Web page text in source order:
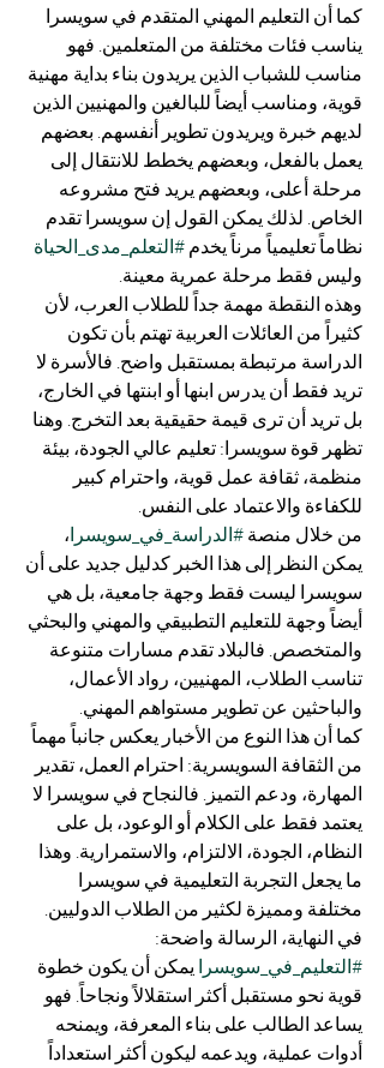
كما أن التعليم المهني المتقدم في سويسرا
يناسب فئات مختلفة من المتعلمين. فهو
مناسب للشباب الذين يريدون بناء بداية مهنية
قوية، ومناسب أيضاً للبالغين والمهنيين الذين
لديهم خبرة ويريدون تطوير أنفسهم. بعضهم
يعمل بالفعل، وبعضهم يخطط للانتقال إلى
مرحلة أعلى، وبعضهم يريد فتح مشروعه
الخاص. لذلك يمكن القول إن سويسرا تقدم
نظاماً تعليمياً مرناً يخدم #التعلم_مدى_الحياة
وليس فقط مرحلة عمرية معينة.
وهذه النقطة مهمة جداً للطلاب العرب، لأن
كثيراً من العائلات العربية تهتم بأن تكون
الدراسة مرتبطة بمستقبل واضح. فالأسرة لا
تريد فقط أن يدرس ابنها أو ابنتها في الخارج،
بل تريد أن ترى قيمة حقيقية بعد التخرج. وهنا
تظهر قوة سويسرا: تعليم عالي الجودة، بيئة
منظمة، ثقافة عمل قوية، واحترام كبير
للكفاءة والاعتماد على النفس.
من خلال منصة #الدراسة_في_سويسرا،
يمكن النظر إلى هذا الخبر كدليل جديد على أن
سويسرا ليست فقط وجهة جامعية، بل هي
أيضاً وجهة للتعليم التطبيقي والمهني والبحثي
والمتخصص. فالبلاد تقدم مسارات متنوعة
تناسب الطلاب، المهنيين، رواد الأعمال،
والباحثين عن تطوير مستواهم المهني.
كما أن هذا النوع من الأخبار يعكس جانباً مهماً
من الثقافة السويسرية: احترام العمل، تقدير
المهارة، ودعم التميز. فالنجاح في سويسرا لا
يعتمد فقط على الكلام أو الوعود، بل على
النظام، الجودة، الالتزام، والاستمرارية. وهذا
ما يجعل التجربة التعليمية في سويسرا
مختلفة ومميزة لكثير من الطلاب الدوليين.
في النهاية، الرسالة واضحة:
#التعليم_في_سويسرا يمكن أن يكون خطوة
قوية نحو مستقبل أكثر استقلالاً ونجاحاً. فهو
يساعد الطالب على بناء المعرفة، ويمنحه
أدوات عملية، ويدعمه ليكون أكثر استعداداً